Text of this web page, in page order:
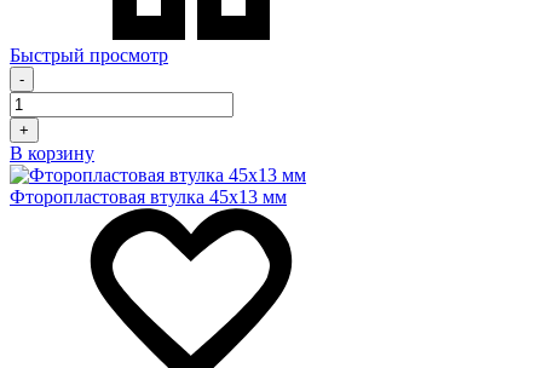
Быстрый просмотр
-
+
В корзину
Фторопластовая втулка 45x13 мм